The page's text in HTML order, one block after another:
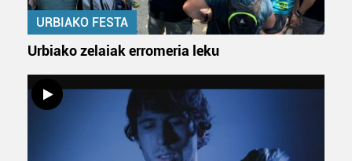
URBIAKO FESTA
Urbiako zelaiak erromeria leku